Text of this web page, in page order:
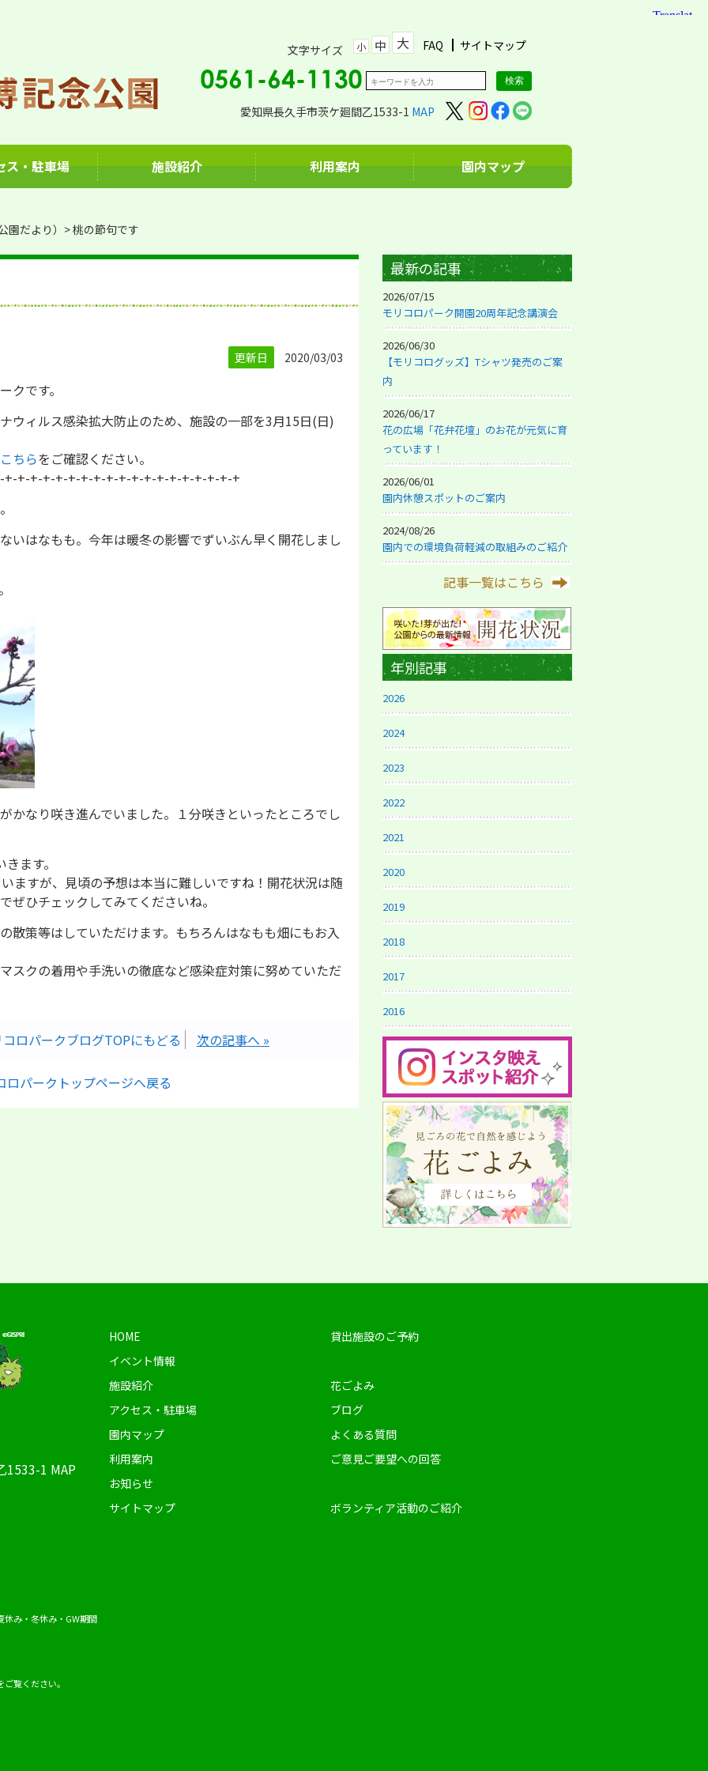
文字サイズ 小 中 大 FAQ サイトマップ
愛知県長久手市茨ケ廻間乙1533-1 MAP
ス・駐車場 施設紹介 利用案内 園内マップ
園だより） 桃の節句です
更新日 2020/03/03
クです。
ウィルス感染拡大防止のため、施設の一部を3月15日(日)
こちらをご確認ください。
+-+-+-+-+-+-+-+-+-+-+-+-+-+-+-+-+-+
いはなもも。今年は暖冬の影響でずいぶん早く開花しまし
かなり咲き進んでいました。１分咲きといったところでし
ます。
ますが、見頃の予想は本当に難しいですね！開花状況は随
ぜひチェックしてみてくださいね。
散策等はしていただけます。もちろんはなもも畑にもお入
スクの着用や手洗いの徹底など感染症対策に努めていただ
ロパークブログTOPにもどる 次の記事へ »
ロパークトップページへ戻る
最新の記事
2026/07/15
モリコロパーク開園20周年記念講演会
2026/06/30
【モリコログッズ】Tシャツ発売のご案
内
2026/06/17
花の広場「花弁花壇」のお花が元気に育
っています！
2026/06/01
園内休憩スポットのご案内
2024/08/26
園内での環境負荷軽減の取組みのご紹介
記事一覧はこちら
年別記事
2026
2024
2023
2022
2021
2020
2019
2018
2017
2016
1533-1 MAP
休み・冬休み・GW期間
ご覧ください。
HOME
イベント情報
施設紹介
アクセス・駐車場
園内マップ
利用案内
お知らせ
サイトマップ
貸出施設のご予約
花ごよみ
ブログ
よくある質問
ご意見ご要望への回答
ボランティア活動のご紹介